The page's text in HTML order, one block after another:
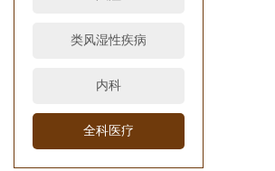
类风湿性疾病
内科
全科医疗